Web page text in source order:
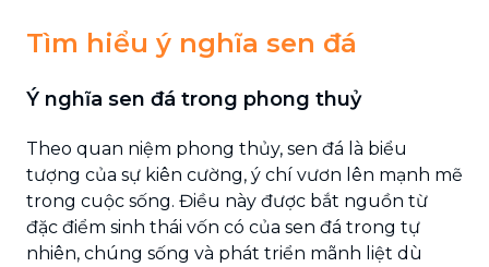
Tìm hiểu ý nghĩa sen đá
Ý nghĩa sen đá trong phong thuỷ
Theo quan niệm phong thủy, sen đá là biểu
tượng của sự kiên cường, ý chí vươn lên mạnh mẽ
trong cuộc sống. Điều này được bắt nguồn từ
đặc điểm sinh thái vốn có của sen đá trong tự
nhiên, chúng sống và phát triển mãnh liệt dù